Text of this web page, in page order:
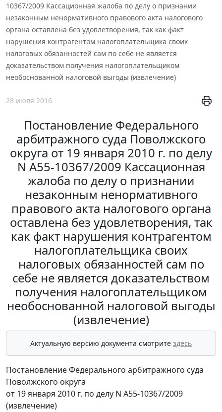
10367/2009 Кассационная жалоба по делу о признании
незаконным ненормативного правового акта налогового
органа оставлена без удовлетворения, так как факт
нарушения контрагентом налогоплательщика своих
налоговых обязанностей сам по себе не является
доказательством получения налогоплательщиком
необоснованной налоговой выгоды (извлечение)
28 июля 2016
Постановление Федерального
арбитражного суда Поволжского
округа от 19 января 2010 г. по делу
N А55-10367/2009 Кассационная
жалоба по делу о признании
незаконным ненормативного
правового акта налогового органа
оставлена без удовлетворения, так
как факт нарушения контрагентом
налогоплательщика своих
налоговых обязанностей сам по
себе не является доказательством
получения налогоплательщиком
необоснованной налоговой выгоды
(извлечение)
Актуальную версию документа смотрите здесь
Постановление Федерального арбитражного суда
Поволжского округа
от 19 января 2010 г. по делу N А55-10367/2009
(извлечение)